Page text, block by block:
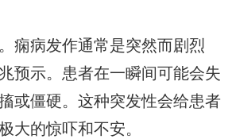
痫病发作通常是突然而剧烈
预示。患者在一瞬间可能会失
或僵硬。这种突发性会给患者
大的惊吓和不安。